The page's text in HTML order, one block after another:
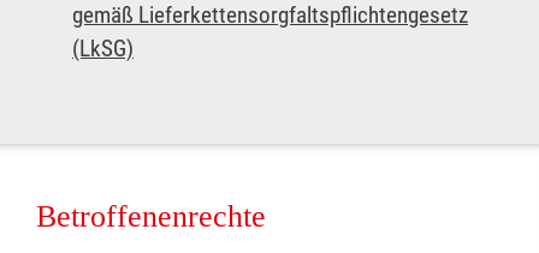
gemäß Lieferkettensorgfaltspflichtengesetz
(LkSG)
Betroffenenrechte